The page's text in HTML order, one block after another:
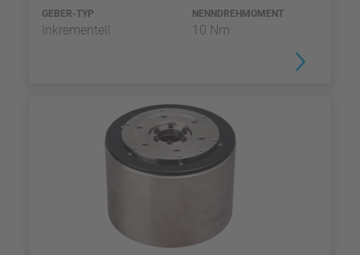
GEBER-TYP
Inkrementell
NENNDREHMOMENT
10 Nm